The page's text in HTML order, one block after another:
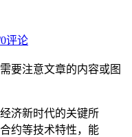
0评论
要注意文章的内容或图
济新时代的关键所
约等技术特性，能